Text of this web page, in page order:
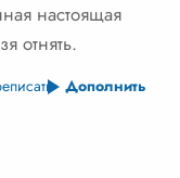
настоящая
отнять.
Дополнить